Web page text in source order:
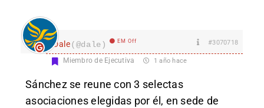
Dale(@dale) EM Off #3070718
Miembro de Ejecutiva 1 año hace
Sánchez se reune con 3 selectas
asociaciones elegidas por él, en sede de